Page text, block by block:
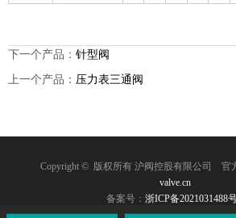
下一个产品： 针型阀
上一个产品： 压力表三通阀
Copyright © 版权所有 沪阀控股有限公司 官
valve.cn
备案号： 浙ICP备2021031488